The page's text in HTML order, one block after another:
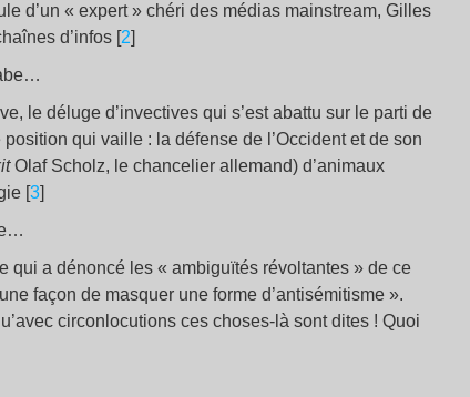
d’un « expert » chéri des médias mainstream, Gilles
d’infos [2]
le déluge d’invectives qui s’est abattu sur le parti de
qui vaille : la défense de l’Occident et de son
Olaf Scholz, le chancelier allemand) d’animaux
[3]
qui a dénoncé les « ambiguïtés révoltantes » de ce
façon de masquer une forme d’antisémitisme ».
circonlocutions ces choses-là sont dites ! Quoi